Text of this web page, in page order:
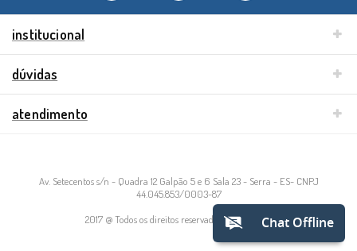
institucional
dúvidas
atendimento
Av. Setecentos s/n - Quadra 12 Galpão 5 e 6 Sala 23 - Serra - ES- CNPJ
44.045.853/0003-87
2017 @ Todos os direitos reservados à bb básico.Chat Offline